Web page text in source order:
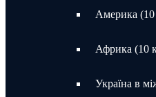
Америка (10
Африка (10
Україна в